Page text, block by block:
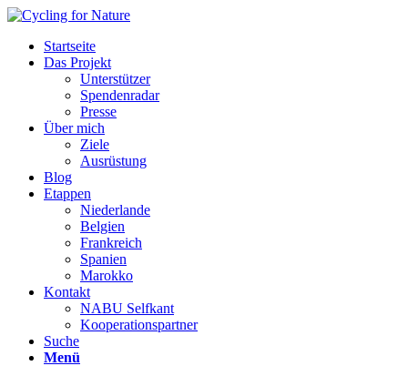
Startseite
Das Projekt
Unterstützer
Spendenradar
Presse
Über mich
Ziele
Ausrüstung
Blog
Etappen
Niederlande
Belgien
Frankreich
Spanien
Marokko
Kontakt
NABU Selfkant
Kooperationspartner
Suche
Menü